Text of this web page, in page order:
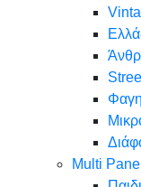
Multi